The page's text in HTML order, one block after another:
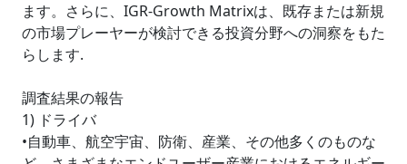
ます。さらに、IGR-Growth Matrixは、既存または新規
の市場プレーヤーが検討できる投資分野への洞察をもた
らします.
調査結果の報告
1) ドライバ
•自動車、航空宇宙、防衛、産業、その他多くのものな